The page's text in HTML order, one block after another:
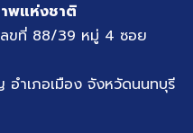
พแห่งชาติ
ลขที่ 88/39 หมู่ 4 ซอย
ำเภอเมือง จังหวัดนนทบุรี